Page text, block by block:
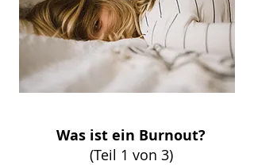
Was ist ein Burnout?
(Teil 1 von 3)